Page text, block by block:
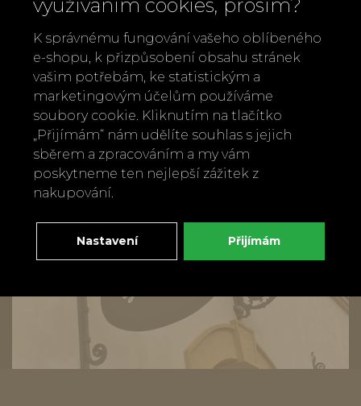
Materiál: tmavý vinutý drát
Zpět Doporučit
využíváním cookies, prosím?
K správnému fungování vašeho oblíbeného
e-shopu, k přizpůsobení obsahu stránek
vašim potřebám, ke statistickým a
marketingovým účelům používáme
soubory cookie. Kliknutím na tlačítko
„Přijímám“ nám udělíte souhlas s jejich
sběrem a zpracováním a my vám
poskytneme ten nejlepší zážitek z
nakupování.
Nastavení Přijímám